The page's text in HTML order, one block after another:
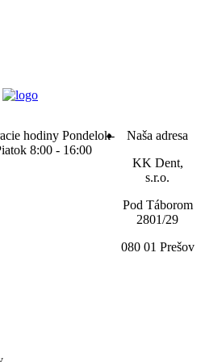
hodinyPondelok-
8:00 - 16:00
Naša adresa
KK Dent,
s.r.o.
Pod Táborom
2801/29
080 01 Prešov